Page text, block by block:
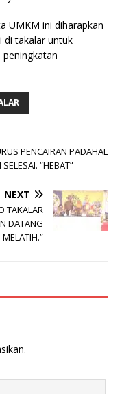
UMKM ini diharapkan
di takalar untuk
PENCAIRAN PADAHAL
“HEBAT”
NEXT
TAKALAR
DATANG